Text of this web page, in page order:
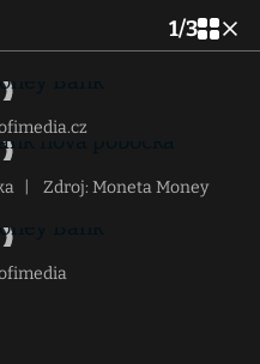
1/3
Zdroj: Moneta Money